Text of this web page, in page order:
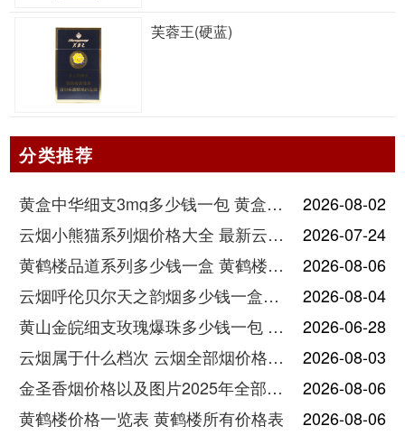
芙蓉王(硬蓝)
分类推荐
黄盒中华细支3mg多少钱一包 黄盒中华细支3mg香烟价格查询
2026-08-02
云烟小熊猫系列烟价格大全 最新云烟小熊猫图片报价
2026-07-24
黄鹤楼品道系列多少钱一盒 黄鹤楼品道系列香烟价格表图片
2026-08-06
云烟呼伦贝尔天之韵烟多少钱一盒中支价格
2026-08-04
黄山金皖细支玫瑰爆珠多少钱一包 黄山金皖细支玫瑰爆珠2025最新价格
2026-06-28
云烟属于什么档次 云烟全部烟价格表大全
2026-08-03
金圣香烟价格以及图片2025年全部价格
2026-08-06
黄鹤楼价格一览表 黄鹤楼所有价格表
2026-08-06